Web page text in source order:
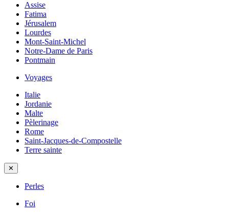
Assise
Fatima
Jérusalem
Lourdes
Mont-Saint-Michel
Notre-Dame de Paris
Pontmain
Voyages
Italie
Jordanie
Malte
Pèlerinage
Rome
Saint-Jacques-de-Compostelle
Terre sainte
✕
Perles
Foi